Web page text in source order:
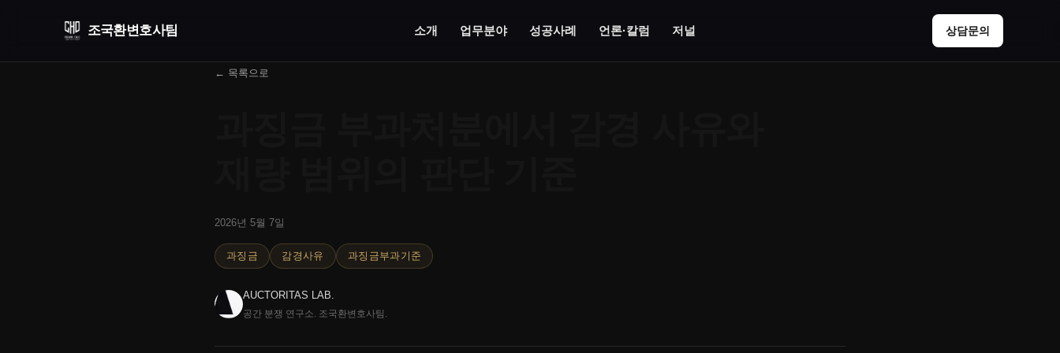
조국환변호사팀 소개 업무분야 성공사례 언론·칼럼 저널 상담문의
← 목록으로
2026년 5월 7일
과징금 감경사유 과징금부과기준
AUCTORITAS LAB.
공간 분쟁 연구소. 조국환변호사팀.